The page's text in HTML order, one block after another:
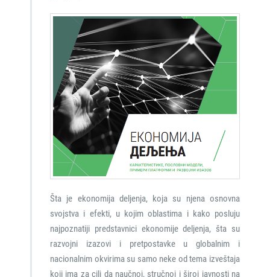
Šta je ekonomija deljenja, koja su njena osnovna
svojstva i efekti, u kojim oblastima i kako posluju
najpoznatiji predstavnici ekonomije deljenja, šta su
razvojni izazovi i pretpostavke u globalnim i
nacionalnim okvirima su samo neke od tema izveštaja
koji ima za cilj da naučnoj, stručnoj i široj javnosti na